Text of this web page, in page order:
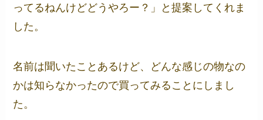
ってるねんけどどうやろー？」と提案してくれま
した。
名前は聞いたことあるけど、どんな感じの物なの
かは知らなかったので買ってみることにしまし
た。